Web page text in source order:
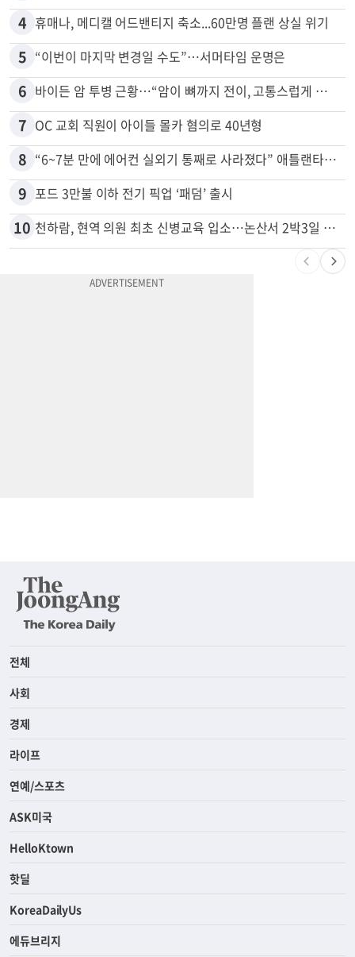
4 휴매나, 메디캘 어드밴티지 축소...60만명 플랜 상실 위기
5 “이번이 마지막 변경일 수도”…서머타임 운명은
6 바이든 암 투병 근황…“암이 뼈까지 전이, 고통스럽게 투병 중”
7 OC 교회 직원이 아이들 몰카 혐의로 40년형
8 “6~7분 만에 에어컨 실외기 통째로 사라졌다” 애틀랜타서 실외기 도난 급증
9 포드 3만불 이하 전기 픽업 ‘패덤’ 출시
10 천하람, 현역 의원 최초 신병교육 입소…논산서 2박3일 생활
전체
사회
경제
라이프
연예/스포츠
ASK미국
HelloKtown
핫딜
KoreaDailyUs
에듀브리지